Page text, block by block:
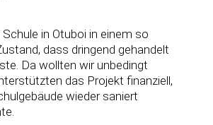
in Otuboi in einem so
dass dringend gehandelt
Da wollten wir unbedingt
das Projekt finanziell,
wieder saniert